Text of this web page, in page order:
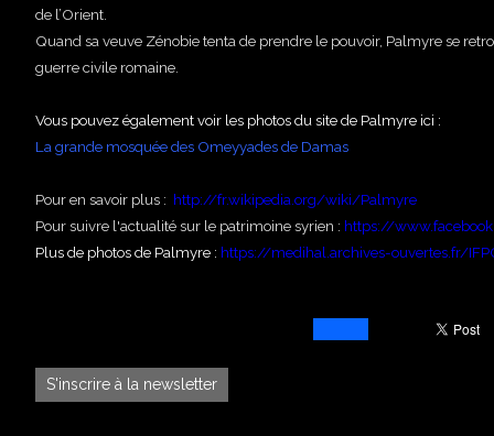
de l’Orient.
Quand sa veuve Zénobie tenta de prendre le pouvoir, Palmyre se
guerre civile romaine.
Vous pouvez également voir les photos du site de Palmyre ici :
La grande mosquée des Omeyyades de Damas
Pour en savoir plus : http://fr.wikipedia.org/wiki/Palmyre
Pour suivre l'actualité sur le patrimoine syrien : https://
Plus de photos de Palmyre : https://medihal.archives-ouvertes.fr/
S'inscrire à la newsletter